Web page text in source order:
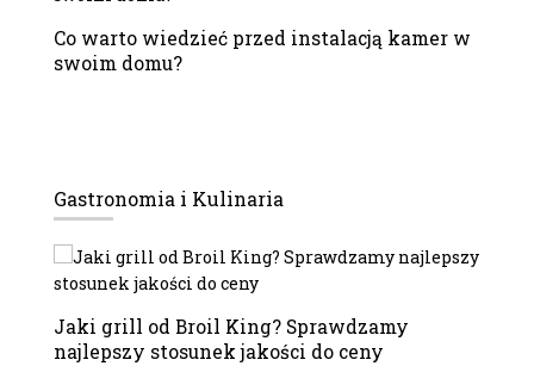
Co warto wiedzieć przed instalacją kamer w
swoim domu?
Gastronomia i Kulinaria
Jaki grill od Broil King? Sprawdzamy
najlepszy stosunek jakości do ceny